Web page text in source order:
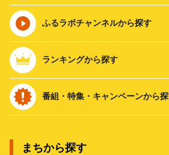
ふるラボチャンネルから探す
ランキングから探す
番組・特集・キャンペーンから
まちから探す